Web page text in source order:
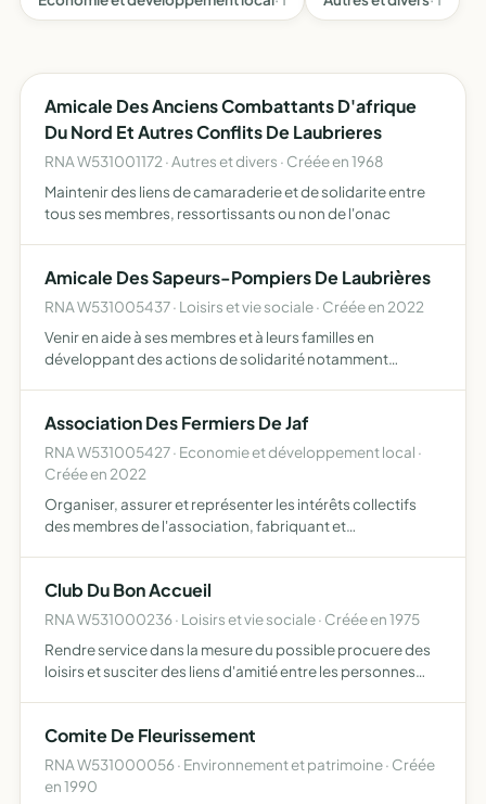
Amicale Des Anciens Combattants D'afrique
Du Nord Et Autres Conflits De Laubrieres
RNA W531001172 · Autres et divers · Créée en 1968
Maintenir des liens de camaraderie et de solidarite entre
tous ses membres, ressortissants ou non de l'onac
Amicale Des Sapeurs-Pompiers De Laubrières
RNA W531005437 · Loisirs et vie sociale · Créée en 2022
Venir en aide à ses membres et à leurs familles en
développant des actions de solidarité notamment
susciter des li…
Association Des Fermiers De Jaf
RNA W531005427 · Economie et développement local ·
Créée en 2022
Organiser, assurer et représenter les intérêts collectifs
des membres de l'association, fabriquant et
Club Du Bon Accueil
RNA W531000236 · Loisirs et vie sociale · Créée en 1975
Rendre service dans la mesure du possible procuere des
loisirs et susciter des liens d'amitié entre les personnes
Comite De Fleurissement
RNA W531000056 · Environnement et patrimoine · Créée
en 1990